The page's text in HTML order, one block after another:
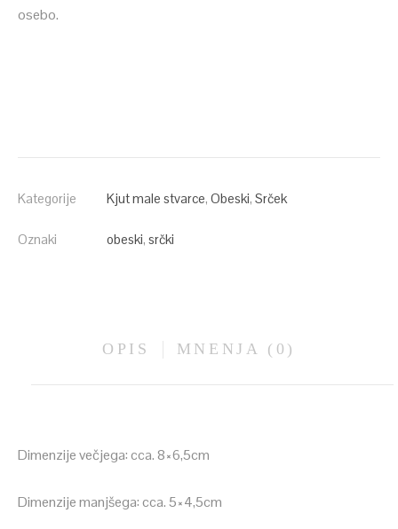
osebo.
Kategorije Kjut male stvarce, Obeski, Srček
Oznaki obeski, srčki
OPIS MNENJA (0)
Dimenzije večjega: cca. 8×6,5cm
Dimenzije manjšega: cca. 5×4,5cm